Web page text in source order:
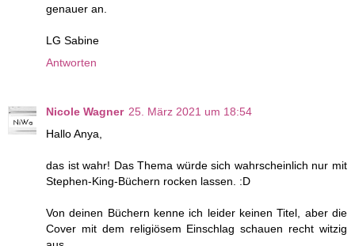
genauer an.
LG Sabine
Antworten
Nicole Wagner 25. März 2021 um 18:54
Hallo Anya,
das ist wahr! Das Thema würde sich wahrscheinlich nur mit
Stephen-King-Büchern rocken lassen. :D
Von deinen Büchern kenne ich leider keinen Titel, aber die
Cover mit dem religiösem Einschlag schauen recht witzig